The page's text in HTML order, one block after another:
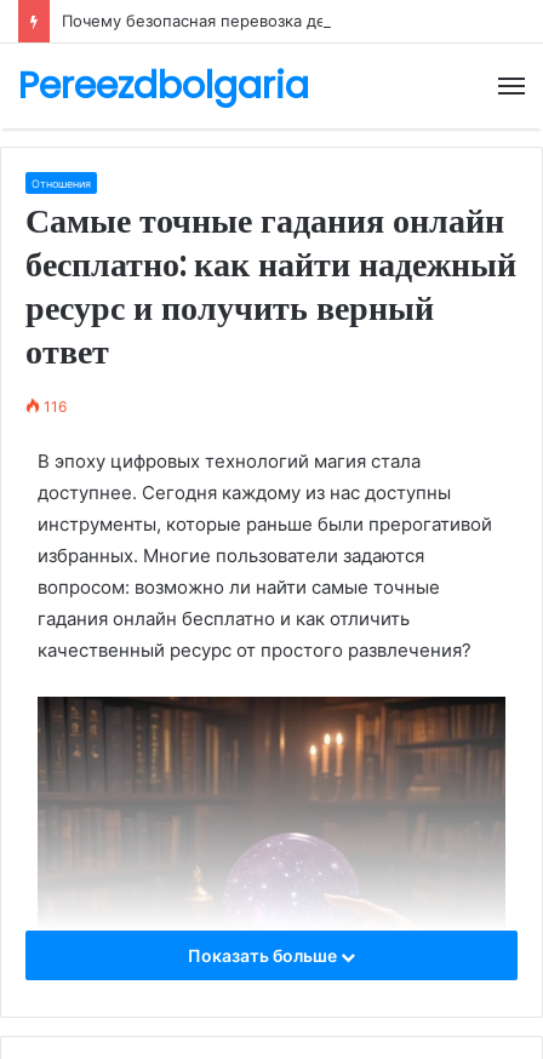
Pereezdbolgaria
Отношения
Самые точные гадания онлайн
бесплатно: как найти надежный
ресурс и получить верный
ответ
116
В эпоху цифровых технологий магия стала
доступнее. Сегодня каждому из нас доступны
инструменты, которые раньше были прерогативой
избранных. Многие пользователи задаются
вопросом: возможно ли найти самые точные
гадания онлайн бесплатно и как отличить
качественный ресурс от простого развлечения?
Показать больше